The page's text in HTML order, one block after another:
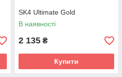
SK4 Ultimate Gold
В наявності
2 135 ₴
Купити